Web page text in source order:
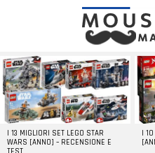
LATEST
STORIES
I 13 MIGLIORI SET LEGO STAR
WARS [ANNO] – RECENSIONE E
I